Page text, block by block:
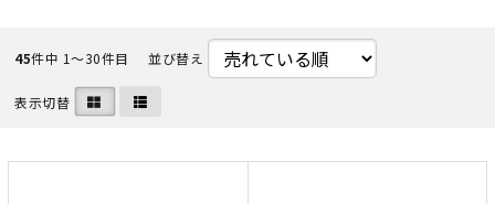
45件中 1〜30件目 並び替え
表示切替